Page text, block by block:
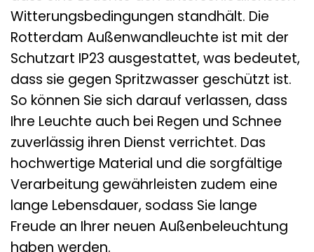
Witterungsbedingungen standhält. Die
Rotterdam Außenwandleuchte ist mit der
Schutzart IP23 ausgestattet, was bedeutet,
dass sie gegen Spritzwasser geschützt ist.
So können Sie sich darauf verlassen, dass
Ihre Leuchte auch bei Regen und Schnee
zuverlässig ihren Dienst verrichtet. Das
hochwertige Material und die sorgfältige
Verarbeitung gewährleisten zudem eine
lange Lebensdauer, sodass Sie lange
Freude an Ihrer neuen Außenbeleuchtung
haben werden.